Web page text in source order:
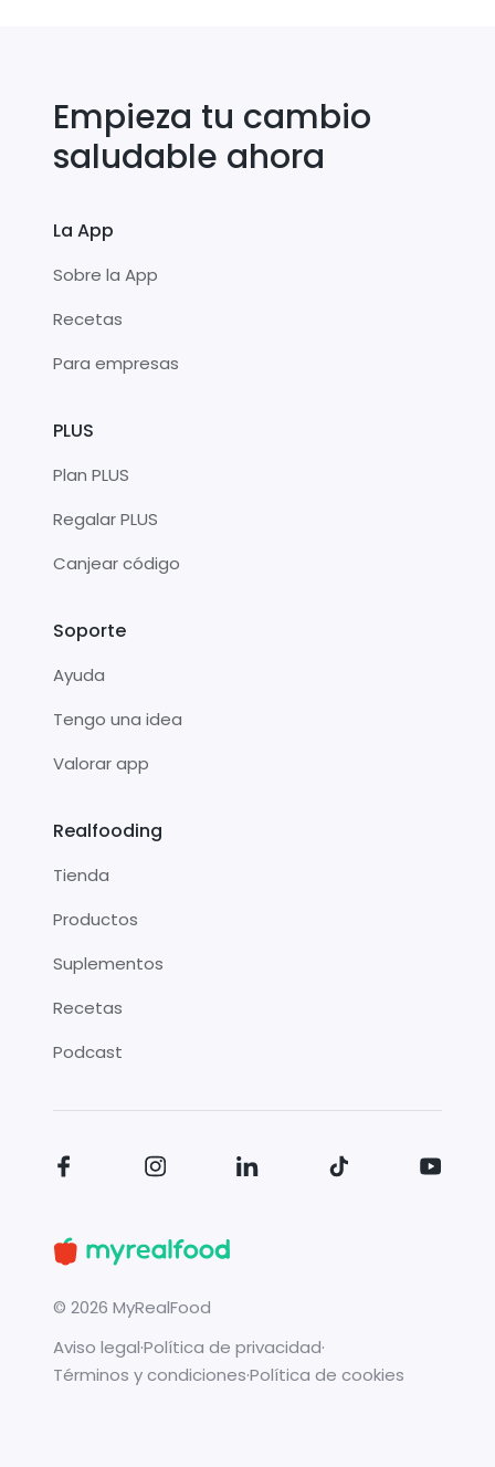
Empieza tu cambio
saludable ahora
La App
Sobre la App
Recetas
Para empresas
PLUS
Plan PLUS
Regalar PLUS
Canjear código
Soporte
Ayuda
Tengo una idea
Valorar app
Realfooding
Tienda
Productos
Suplementos
Recetas
Podcast
© 2026 MyRealFood
Aviso legal·Política de privacidad·
Términos y condiciones·Política de cookies